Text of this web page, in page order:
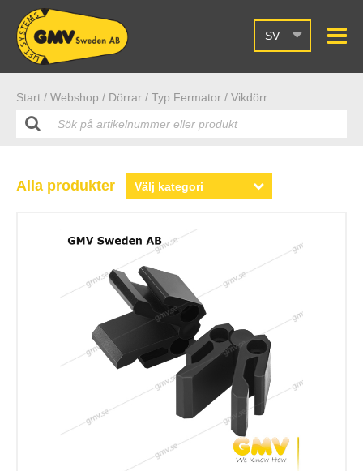
SV
Start / Webshop / Dörrar / Typ Fermator / Vikdörr
Alla produkter